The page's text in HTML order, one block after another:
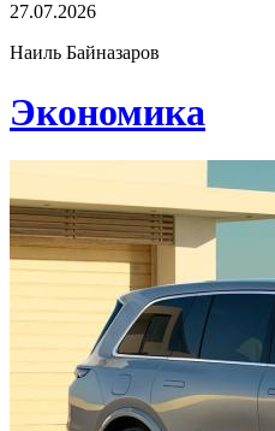
27.07.2026
Наиль Байназаров
Экономика